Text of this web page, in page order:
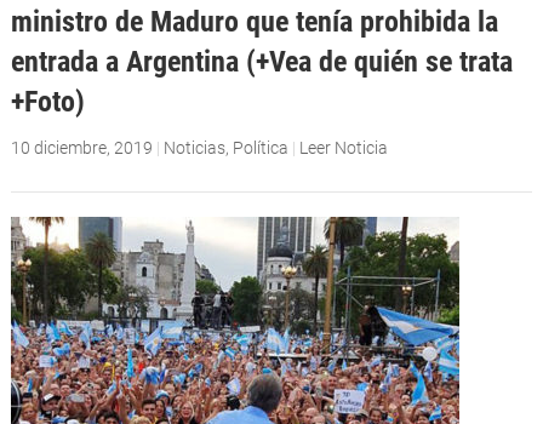
ministro de Maduro que tenía prohibida la
entrada a Argentina (+Vea de quién se trata
+Foto)
10 diciembre, 2019 | Noticias, Política | Leer Noticia